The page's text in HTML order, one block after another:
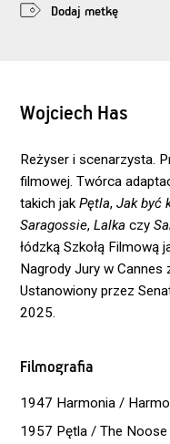
Dodaj metkę
Wojciech Has
Reżyser i scenarzysta.
filmowej. Twórca
takich jakPętla,Jak być
Saragossie,Lalka czy
łódzką Szkołą Filmową
Nagrody Jury w Cannes
Ustanowiony przez
2025.
Filmografia
1947 Harmonia /
1957 Pętla / The Noose